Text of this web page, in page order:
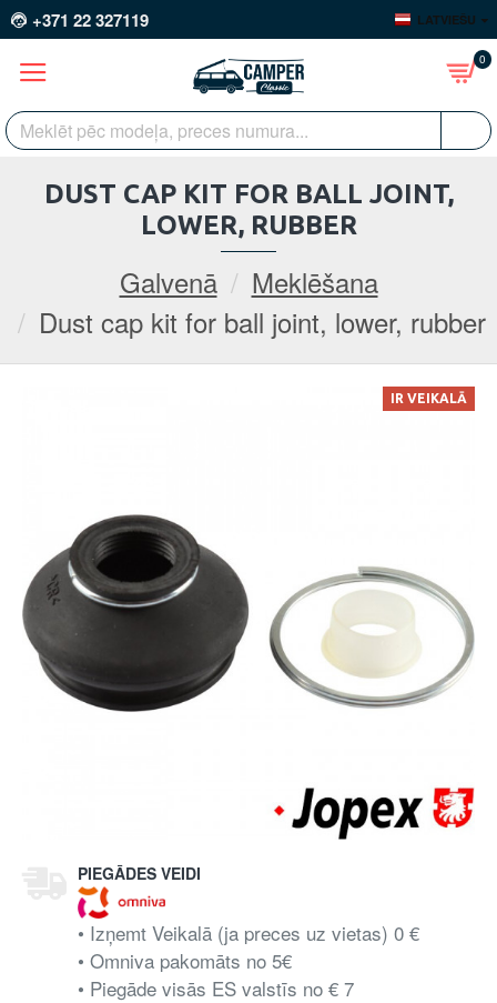
+371 22 327119 LATVIEŠU
0
Galvenā
Meklēšana
Dust cap kit for ball joint, lower, rubber
DUST CAP KIT FOR BALL JOINT,
LOWER, RUBBER
IR VEIKALĀ
PIEGĀDES VEIDI
• Izņemt Veikalā (ja preces uz vietas) 0 €
• Omniva pakomāts no 5€
• Piegāde visās ES valstīs no € 7